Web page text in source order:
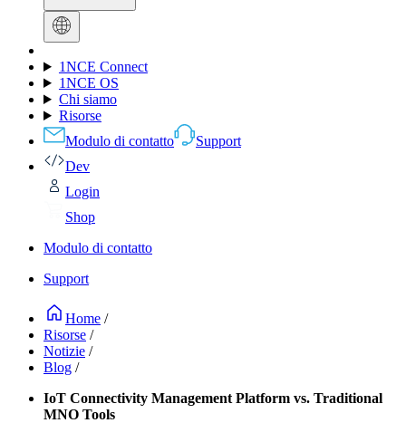
1NCE Connect
1NCE OS
Chi siamo
Risorse
Modulo di contatto
Support
Dev
Login
Shop
Modulo di contatto
Support
Home /
Risorse /
Notizie /
Blog /
IoT Connectivity Management Platform vs. Traditional
MNO Tools